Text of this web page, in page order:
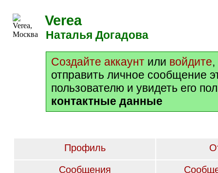
Verea
Наталья Догадова
Создайте аккаунт или войдите
отправить личное сообщение
пользователю и увидеть его
контактные данные
Профиль
Сообщения